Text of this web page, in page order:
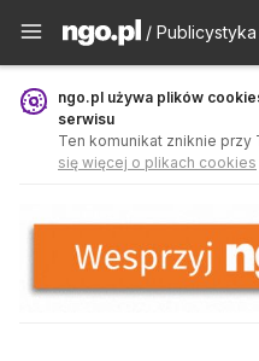
Publicystyka -
/ Publicystyka
ngo.pl używa plików
serwisu
Ten komunikat zniknie
się więcej o plikach cookies